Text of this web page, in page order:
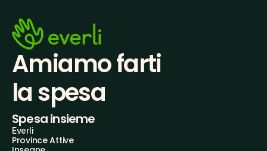
Amiamo farti
la spesa
Spesa insieme
Everli
Province Attive